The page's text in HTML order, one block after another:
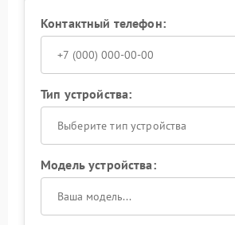
Контактный телефон:
Тип устройства:
Выберите тип устройства
Модель устройства: